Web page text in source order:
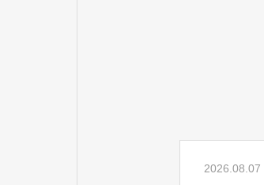
2026.08.07